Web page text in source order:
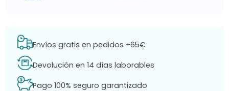
Envíos gratis en pedidos +65€
Devolución en 14 días laborables
Pago 100% seguro garantizado